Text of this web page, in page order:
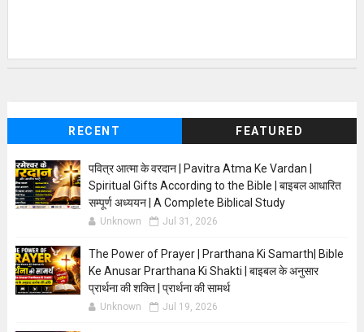
RECENT FEATURED
पवित्र आत्मा के वरदान | Pavitra Atma Ke Vardan |
Spiritual Gifts According to the Bible | बाइबल आधारित
सम्पूर्ण अध्ययन | A Complete Biblical Study
Unknown Jul 31, 2026
The Power of Prayer | Prarthana Ki Samarth| Bible
Ke Anusar Prarthana Ki Shakti | बाइबल के अनुसार
प्रार्थना की शक्ति | प्रार्थना की सामर्थ
Unknown Jul 19, 2026